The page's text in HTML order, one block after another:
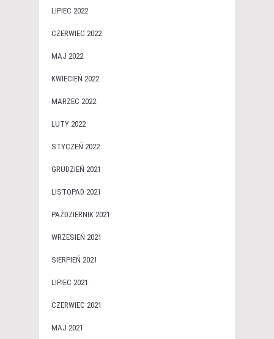
LIPIEC 2022
CZERWIEC 2022
MAJ 2022
KWIECIEŃ 2022
MARZEC 2022
LUTY 2022
STYCZEŃ 2022
GRUDZIEŃ 2021
LISTOPAD 2021
PAŹDZIERNIK 2021
WRZESIEŃ 2021
SIERPIEŃ 2021
LIPIEC 2021
CZERWIEC 2021
MAJ 2021